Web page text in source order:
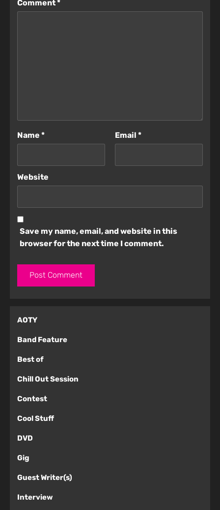
Comment*
Name * Email *
Website
Save my name, email, and website in this
browser for the next time I comment.
AOTY
Band Feature
Best of
Chill Out Session
Contest
Cool Stuff
DVD
Gig
Guest Writer(s)
Interview